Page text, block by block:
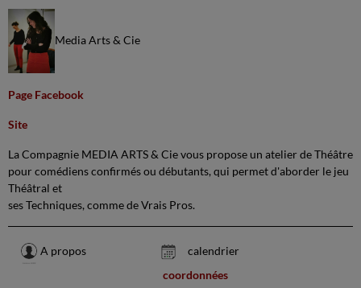
Media Arts & Cie
Page Facebook
Site
La Compagnie MEDIA ARTS & Cie vous propose un atelier de Théâtre
pour comédiens confirmés ou débutants, qui permet d'aborder le jeu
Théâtral et
ses Techniques, comme de Vrais Pros.
A propos
calendrier
coordonnées